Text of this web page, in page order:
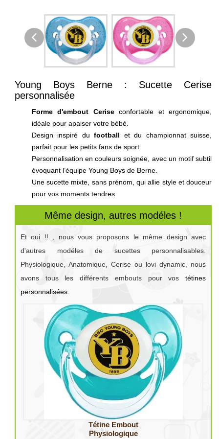
Young Boys Berne : Sucette Cerise
personnalisée
Forme d'embout Ceriseconfortable et ergonomique,
idéale pour apaiser votre bébé.
Design inspiré dufootball et du championnat suisse,
parfait pour les petits fans de sport.
Personnalisation en couleurs soignée, avec un motif subtil
évoquant l’équipe Young Boys de Berne.
Une sucette mixte, sans prénom, qui allie style et douceur
pour vos moments tendres.
Même design, autres modéles !
Et oui !! , nous vous proposons le même design avec
d'autres modéles de sucettes personnalisables.
Physiologique, Anatomique, Cerise ou lovi dynamic, nous
avons tous les différents embouts pour vos tétines
personnalisées
Tétine Embout
Physiologique